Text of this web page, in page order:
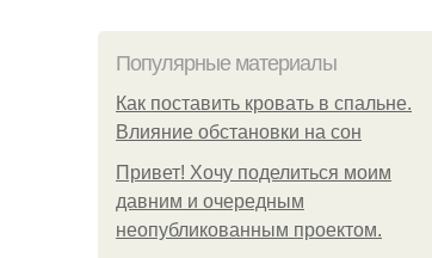
Популярные материалы
Как поставить кровать в спальне.
Влияние обстановки на сон
Привет! Хочу поделиться моим
давним и очередным
неопубликованным проектом.